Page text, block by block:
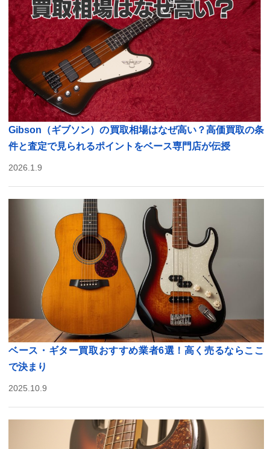
Gibson（ギブソン）の買取相場はなぜ高い？高価買取の条
件と査定で見られるポイントをベース専門店が伝授
2026.1.9
ベース・ギター買取おすすめ業者6選！高く売るならここ
で決まり
2025.10.9